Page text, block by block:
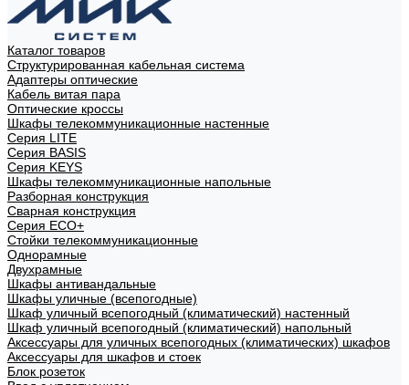
Каталог товаров
Структурированная кабельная система
Адаптеры оптические
Кабель витая пара
Оптические кроссы
Шкафы телекоммуникационные настенные
Cерия LITE
Cерия BASIS
Cерия KEYS
Шкафы телекоммуникационные напольные
Разборная конструкция
Сварная конструкция
Серия ECO+
Стойки телекоммуникационные
Однорамные
Двухрамные
Шкафы антивандальные
Шкафы уличные (всепогодные)
Шкаф уличный всепогодный (климатический) настенный
Шкаф уличный всепогодный (климатический) напольный
Аксессуары для уличных всепогодных (климатических) шкафов
Аксессуары для шкафов и стоек
Блок розеток